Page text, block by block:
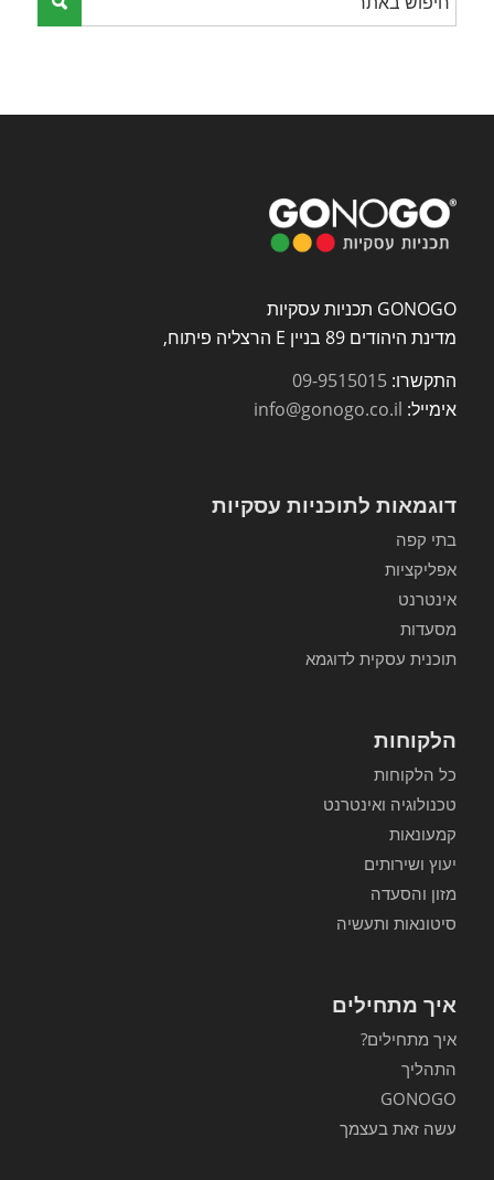
GONOGO תכניות עסקיות
מדינת היהודים 89 בניין E הרצליה פיתוח,
התקשרו: 09-9515015
אימייל: info@gonogo.co.il
דוגמאות לתוכניות עסקיות
בתי קפה
אפליקציות
אינטרנט
מסעדות
תוכנית עסקית לדוגמא
הלקוחות
כל הלקוחות
טכנולוגיה ואינטרנט
קמעונאות
יעוץ ושירותים
מזון והסעדה
סיטונאות ותעשיה
איך מתחילים
איך מתחילים?
התהליך
GONOGO
עשה זאת בעצמך